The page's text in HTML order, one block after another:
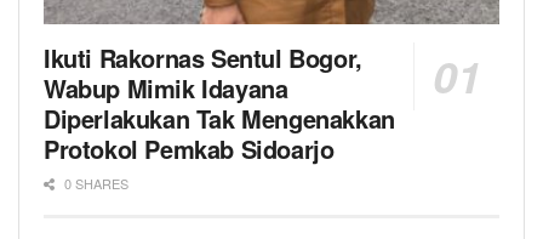
Ikuti Rakornas Sentul Bogor,
Wabup Mimik Idayana
Diperlakukan Tak Mengenakkan
Protokol Pemkab Sidoarjo
0 SHARES